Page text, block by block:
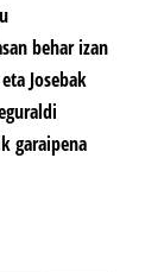
behar izan
Josebak
garaipena